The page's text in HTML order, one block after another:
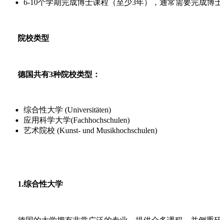
6-10个学期完成博士课程（至少3年），通常需要完成博
院校类型
德国共有3种院校类型：
综合性大学 (Universitäten)
应用科学大学(Fachhochschulen)
艺术院校 (Kunst- und Musikhochschulen)
1.综合性大学